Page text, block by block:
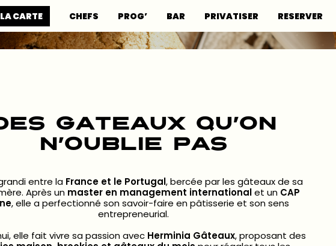
CARTE CHEFS PROG’ BAR PRIVATISER RESERVER
HERMINIA
GATEAUX QU’ON
N’OUBLIE PAS
entre la France et le Portugal, bercée par les gâteaux de sa
Après un master en management internationalet un CAP
, elle a perfectionné son savoir-faire en pâtisserie et son sens
entrepreneurial.
elle fait vivre sa passion avec Herminia Gâteaux, proposant des